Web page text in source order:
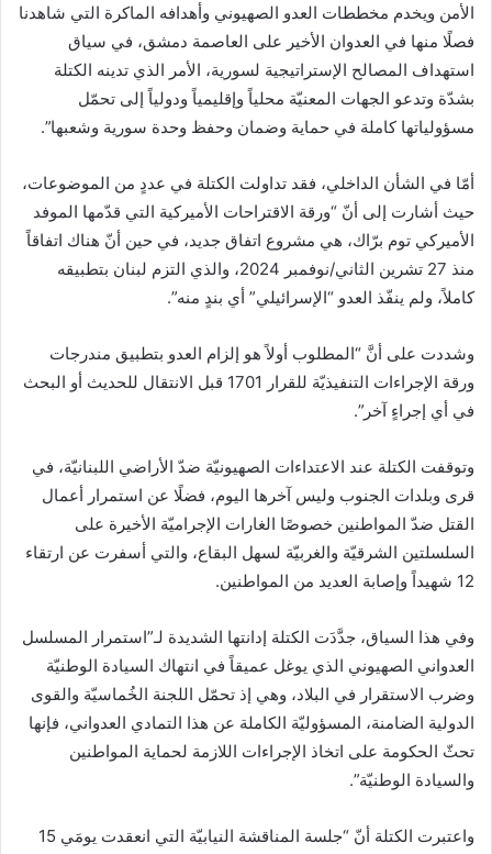
الأمن ويخدم مخططات العدو الصهيوني وأهدافه الماكرة التي شاهدنا
فصلًا منها في العدوان الأخير على العاصمة دمشق، في سياق
استهداف المصالح الإستراتيجية لسورية، الأمر الذي تدينه الكتلة
بشدّة وتدعو الجهات المعنيّة محلياً وإقليمياً ودولياً إلى تحمّل
مسؤولياتها كاملة في حماية وضمان وحفظ وحدة سورية وشعبها”.
أمّا في الشأن الداخلي، فقد تداولت الكتلة في عددٍ من الموضوعات،
حيث أشارت إلى أنّ “ورقة الاقتراحات الأميركية التي قدّمها الموفد
الأميركي توم برّاك، هي مشروع اتفاق جديد، في حين أنّ هناك اتفاقاً
منذ 27 تشرين الثاني/نوفمبر 2024، والذي التزم لبنان بتطبيقه
كاملاً، ولم ينفّذ العدو “الإسرائيلي” أي بندٍ منه”.
وشددت على أنَّ “المطلوب أولاً هو إلزام العدو بتطبيق مندرجات
ورقة الإجراءات التنفيذيّة للقرار 1701 قبل الانتقال للحديث أو البحث
في أي إجراءٍ آخر”.
وتوقفت الكتلة عند الاعتداءات الصهيونيّة ضدّ الأراضي اللبنانيّة، في
قرى وبلدات الجنوب وليس آخرها اليوم، فضلًا عن استمرار أعمال
القتل ضدّ المواطنين خصوصًا الغارات الإجراميّة الأخيرة على
السلسلتين الشرقيّة والغربيّة لسهل البقاع، والتي أسفرت عن ارتقاء
12 شهيداً وإصابة العديد من المواطنين.
وفي هذا السياق، جدَّدَت الكتلة إدانتها الشديدة لـ”استمرار المسلسل
العدواني الصهيوني الذي يوغل عميقاً في انتهاك السيادة الوطنيّة
وضرب الاستقرار في البلاد، وهي إذ تحمّل اللجنة الخُماسيّة والقوى
الدولية الضامنة، المسؤوليّة الكاملة عن هذا التمادي العدواني، فإنها
تحثّ الحكومة على اتخاذ الإجراءات اللازمة لحماية المواطنين
والسيادة الوطنيّة”.
واعتبرت الكتلة أنّ “جلسة المناقشة النيابيّة التي انعقدت يومَي 15